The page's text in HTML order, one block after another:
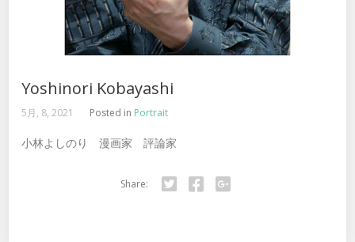
Yoshinori Kobayashi
5月, 8, 2021 Posted in Portrait
小林よしのり 漫画家 評論家
Share: